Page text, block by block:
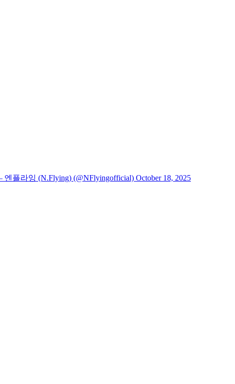
플라잉 (N.Flying) (@NFlyingofficial) October 18, 2025